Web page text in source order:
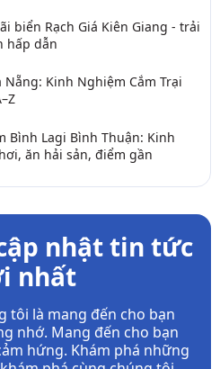
biển Rạch Giá Kiên Giang - trải
hấp dẫn
Nẵng: Kinh Nghiệm Cắm Trại
Bình Lagi Bình Thuận: Kinh
ăn hải sản, điểm gần
nhật tin tức
nhất
tôi là mang đến cho bạn
nhớ. Mang đến cho bạn
hứng. Khám phá những